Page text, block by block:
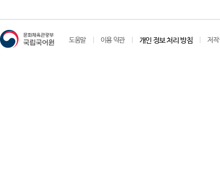
도움말 이용 약관 개인 정보 처리 방침 저